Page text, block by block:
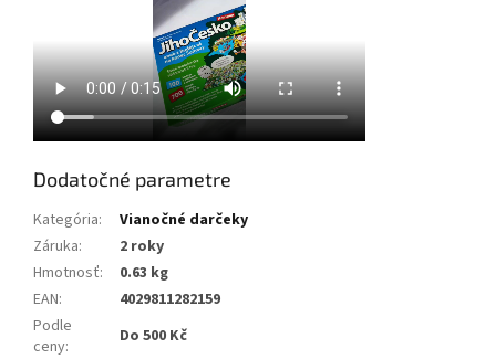
Dodatočné parametre
Kategória:
Vianočné darčeky
Záruka:
2 roky
Hmotnosť:
0.63 kg
EAN:
4029811282159
Podle
ceny:
Do 500 Kč